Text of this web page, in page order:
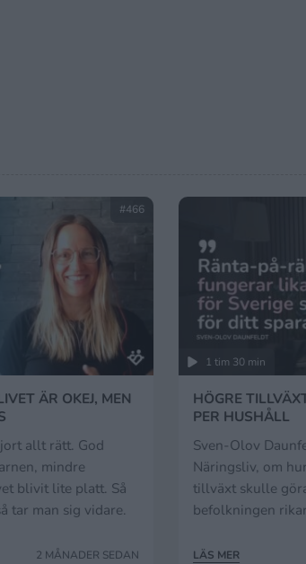
#466
ÄR OKEJ, MEN
allt rätt. God
mindre
blivit lite platt. Så
tar man sig vidare.
2 MÅNADER SEDAN
1 tim 30 min
HÖGRE
PER HUSHÅLL
Sven-Olov
Näringsliv, om
tillväxt skulle
befolkningen
LÄS MER